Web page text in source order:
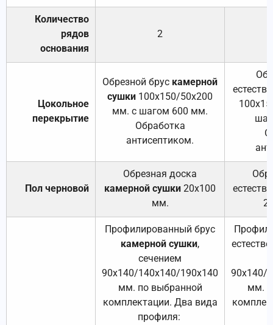
Количество
рядов
основания
2
Цокольное
перекрытие
Обрезной брус камерной
сушки 100х150/50х200
мм. с шагом 600 мм.
Обработка
антисептиком.
Пол черновой
Обрезная доска
камерной сушки 20х100
мм.
Профилированный брус
камерной сушки,
сечением
90х140/140х140/190х140
мм. по выбранной
комплектации. Два вида
профиля:
90х140/
мм.